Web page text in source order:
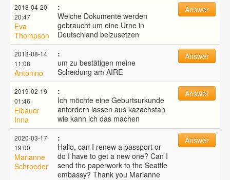
2018-04-20
20:47
Eva
Thompson
:
Welche Dokumente werden
gebraucht um eine Urne in
Deutschland beizusetzen
Answer
2018-08-14
11:08
Antonino
:
um zu bestätigen meine
Scheidung am AIRE
Answer
2019-02-19
01:46
Eibauer
Inna
:
Ich möchte eine Geburtsurkunde
anfordern lassen aus kazachstan
wie kann ich das machen
Answer
2020-03-17
19:00
Marianne
Schroeder
:
Hallo, can I renew a passport or
do I have to get a new one? Can I
send the paperwork to the Seattle
embassy? Thank you Marianne
Answer